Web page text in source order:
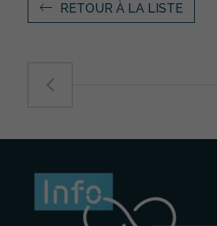
RETOUR À LA LISTE